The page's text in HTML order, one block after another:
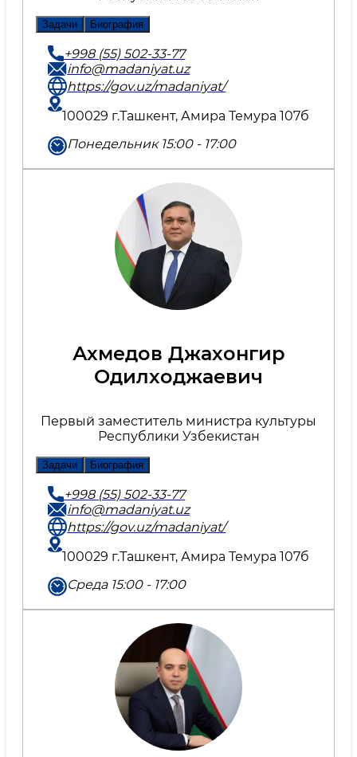
Задачи Биография
+998 (55) 502-33-77
info@madaniyat.uz
https://gov.uz/madaniyat/
100029 г.Ташкент, Амира Темура 107б
Понедельник 15:00 - 17:00
Ахмедов Джахонгир
Одилходжаевич
Первый заместитель министра культуры
Республики Узбекистан
Задачи Биография
+998 (55) 502-33-77
info@madaniyat.uz
https://gov.uz/madaniyat/
100029 г.Ташкент, Амира Темура 107б
Среда 15:00 - 17:00